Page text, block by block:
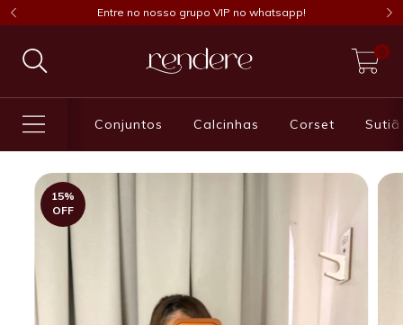
Entre no nosso grupo VIP no whatsapp!
0
Conjuntos Calcinhas Corset Sutiã
15%
OFF